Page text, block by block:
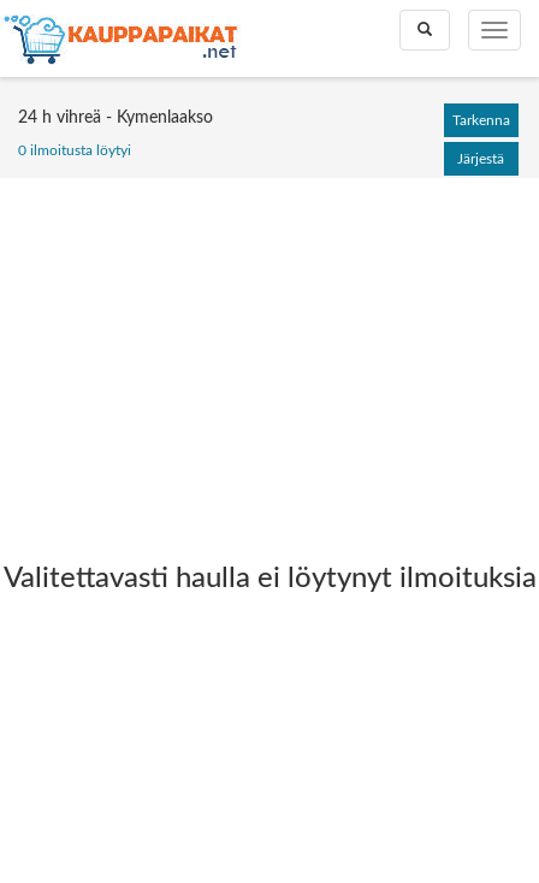
Toggle
Toggle
search
24 h vihreä - Kymenlaakso
0 ilmoitusta löytyi
Tarkenna
Järjestä
Valitettavasti haulla ei löytynyt ilmoituksia